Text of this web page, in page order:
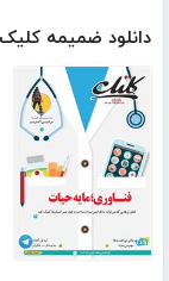
دانلود ضمیمه کلیک